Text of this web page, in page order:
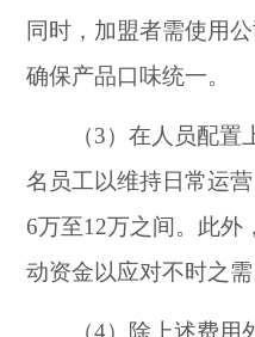
同时，加盟者需使用
确保产品口味统一。
（3）在人员配置
名员工以维持日常运
6万至12万之间。此外
动资金以应对不时之需